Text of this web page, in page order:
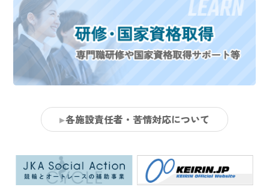
各施設責任者・苦情対応について